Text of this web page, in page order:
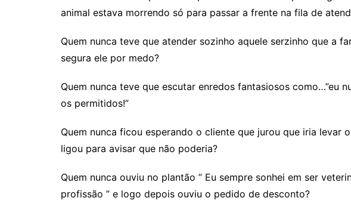
animal estava morrendo só para passar a frente na fila de
Quem nunca teve que atender sozinho aquele serzinho que a
segura ele por medo?
Quem nunca teve que escutar enredos fantasiosos como…”eu
os permitidos!”
Quem nunca ficou esperando o cliente que jurou que iria levar
ligou para avisar que não poderia?
Quem nunca ouviu no plantão ” Eu sempre sonhei em ser
profissão ” e logo depois ouviu o pedido de desconto?